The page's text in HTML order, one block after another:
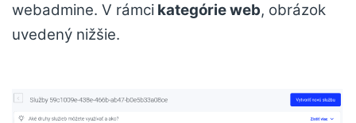
webadmine. V rámci kategórie web, obrázok
uvedený nižšie.